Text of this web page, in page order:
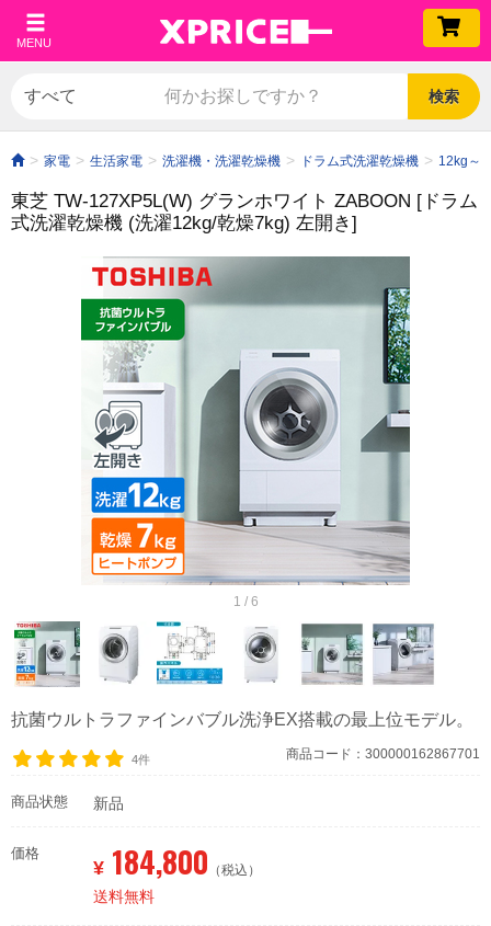
MENU
検索
家電 生活家電 洗濯機・洗濯乾燥機 ドラム式洗濯乾燥機 12kg～
東芝 TW-127XP5L(W) グランホワイト ZABOON [ドラム
式洗濯乾燥機 (洗濯12kg/乾燥7kg) 左開き]
1 / 6
抗菌ウルトラファインバブル洗浄EX搭載の最上位モデル。
4件 商品コード：300000162867701
商品状態 新品
価格
¥ 184,800 （税込）
送料無料